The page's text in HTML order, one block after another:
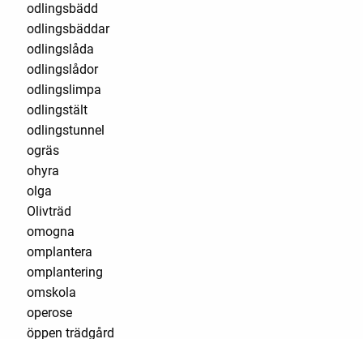
odlingsbädd
odlingsbäddar
odlingslåda
odlingslådor
odlingslimpa
odlingstält
odlingstunnel
ogräs
ohyra
olga
Olivträd
omogna
omplantera
omplantering
omskola
operose
öppen trädgård